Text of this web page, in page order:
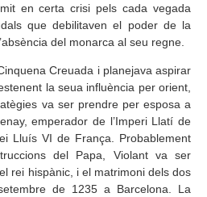
en certa crisi pels cada vegada
que debilitaven el poder de la
del monarca al seu regne.
Creuada i planejava aspirar
la seua influència per orient,
va ser prendre per esposa a
emperador de l’Imperi Llatí de
Lluís VI de França. Probablement
del Papa, Violant va ser
rei hispànic, i el matrimoni dels dos
de 1235 a Barcelona. La